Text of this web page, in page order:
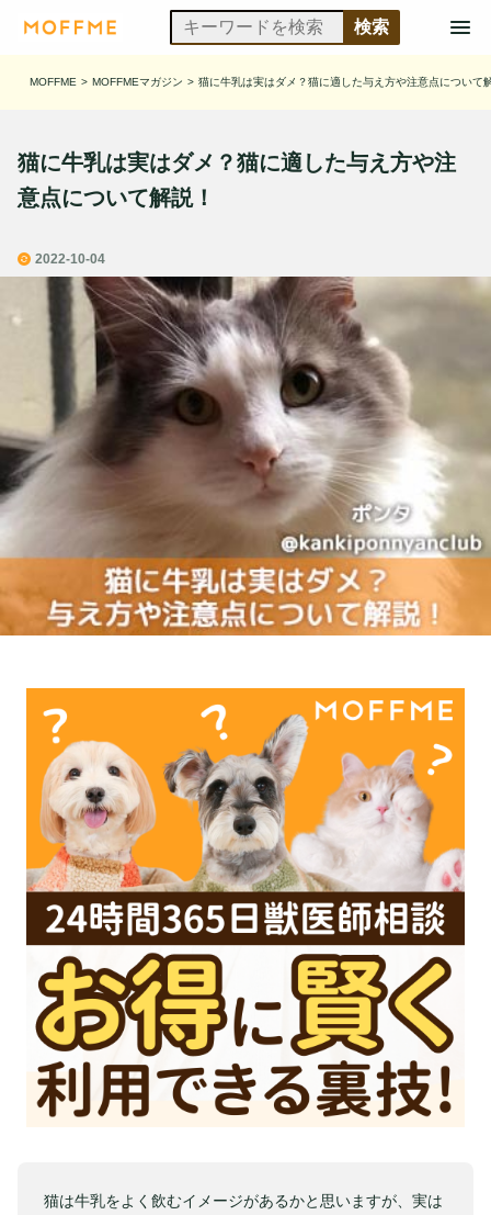
MOFFME > MOFFMEマガジン > 猫に牛乳は実はダメ？猫に適した与え方や注意点について
猫に牛乳は実はダメ？猫に適した与え方や注
意点について解説！
2022-10-04
猫は牛乳をよく飲むイメージがあるかと思いますが、実は